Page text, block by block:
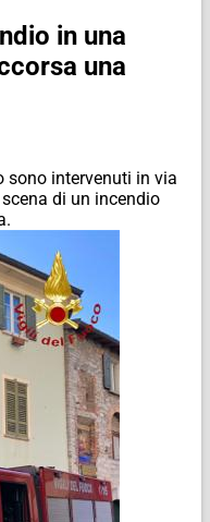
in una
una
sono intervenuti in via
di un incendio